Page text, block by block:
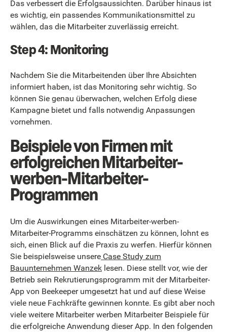
Das verbessert die Erfolgsaussichten. Darüber hinaus ist
es wichtig, ein passendes Kommunikationsmittel zu
wählen, das die Mitarbeiter zuverlässig erreicht.
Step 4: Monitoring
Nachdem Sie die Mitarbeitenden über Ihre Absichten
informiert haben, ist das Monitoring sehr wichtig. So
können Sie genau überwachen, welchen Erfolg diese
Kampagne bietet und falls notwendig Anpassungen
vornehmen.
Beispiele von Firmen mit
erfolgreichen Mitarbeiter-
werben-Mitarbeiter-
Programmen
Um die Auswirkungen eines Mitarbeiter-werben-
Mitarbeiter-Programms einschätzen zu können, lohnt es
sich, einen Blick auf die Praxis zu werfen. Hierfür können
Sie beispielsweise unsere Case Study zum
Bauunternehmen Wanzek lesen. Diese stellt vor, wie der
Betrieb sein Rekrutierungsprogramm mit der Mitarbeiter-
App von Beekeeper umgesetzt hat und auf diese Weise
viele neue Fachkräfte gewinnen konnte. Es gibt aber noch
viele weitere Mitarbeiter werben Mitarbeiter Beispiele für
die erfolgreiche Anwendung dieser App. In den folgenden